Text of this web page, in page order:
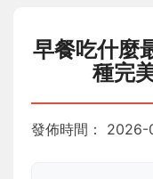
早餐吃什麼
種完
發佈時間： 2026-